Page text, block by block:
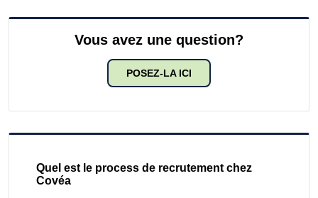
Vous avez une question?
POSEZ-LA ICI
Quel est le process de recrutement chez
Covéa